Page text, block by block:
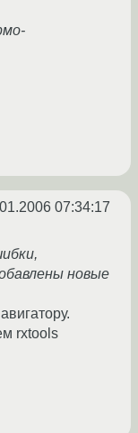
07:34:17
новые
rxtools